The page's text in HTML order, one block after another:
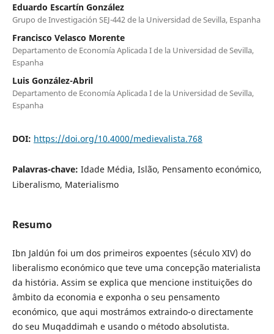
Eduardo Escartín González
Grupo de Investigación SEJ-442 de la Universidad de Sevilla, Espanha
Francisco Velasco Morente
Departamento de Economía Aplicada I de la Universidad de Sevilla,
Espanha
Luis González-Abril
Departamento de Economía Aplicada I de la Universidad de Sevilla,
Espanha
DOI: https://doi.org/10.4000/medievalista.768
Palavras-chave: Idade Média, Islão, Pensamento económico,
Liberalismo, Materialismo
Resumo
Ibn Jaldún foi um dos primeiros expoentes (século XIV) do
liberalismo económico que teve uma concepção materialista
da história. Assim se explica que mencione instituições do
âmbito da economia e exponha o seu pensamento
económico, que aqui mostrámos extraindo-o directamente
do seu Muqaddimah e usando o método absolutista.